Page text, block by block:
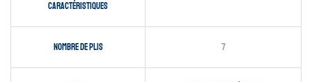
Caractéristiques
Nombre de plis 7